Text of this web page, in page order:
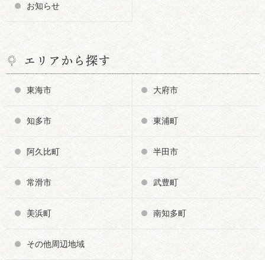
お知らせ
エリアから探す
東海市 大府市
知多市 東浦町
阿久比町 半田市
常滑市 武豊町
美浜町 南知多町
その他周辺地域